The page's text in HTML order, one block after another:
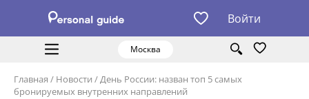
Войти
Москва
Главная / Новости /День России: назван топ 5 самых
бронируемых внутренних направлений